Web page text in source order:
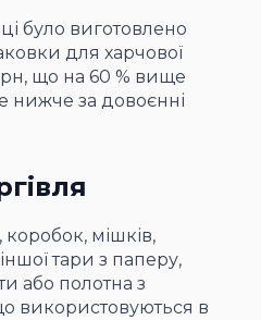
було виготовлено
для харчової
що на 60 % вище
нижче за довоєнні
мішків,
тари з паперу,
або полотна з
використовуються в